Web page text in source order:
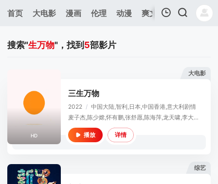
首页 大电影 漫画 伦理 动漫 爽文短剧 综艺 连
暂无观看影片的记录
搜索"生万物"，找到 5部影片
大电影
HD
三生万物
2022 / 中国大陆,智利,日本,中国香港,意大利剧情
麦子杰,陈少嫦,怀有鹏,张舒愿,陈海萍,龙天啸,李大庄,陈俊宇,吴微微,宋啟光,陈志海,罗富平,何宗添,朱家福
播放 详情
综艺